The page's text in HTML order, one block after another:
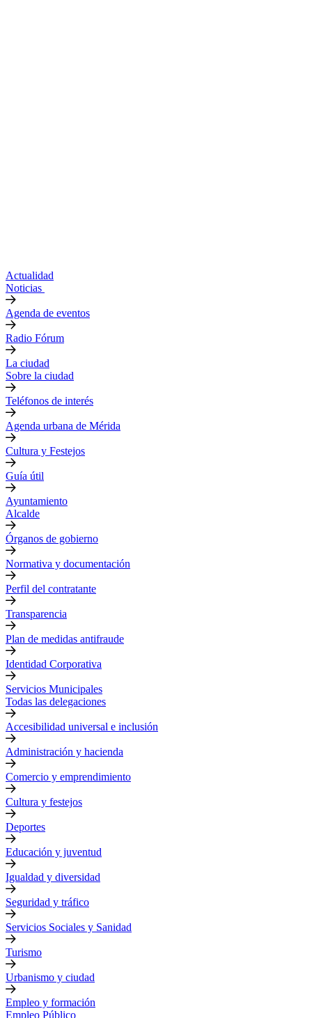
Actualidad
Noticias
Agenda de eventos
Radio Fórum
La ciudad
Sobre la ciudad
Teléfonos de interés
Agenda urbana de Mérida
Cultura y Festejos
Guía útil
Ayuntamiento
Alcalde
Órganos de gobierno
Normativa y documentación
Perfil del contratante
Transparencia
Plan de medidas antifraude
Identidad Corporativa
Servicios Municipales
Todas las delegaciones
Accesibilidad universal e inclusión
Administración y hacienda
Comercio y emprendimiento
Cultura y festejos
Deportes
Educación y juventud
Igualdad y diversidad
Seguridad y tráfico
Servicios Sociales y Sanidad
Turismo
Urbanismo y ciudad
Empleo y formación
Empleo Público